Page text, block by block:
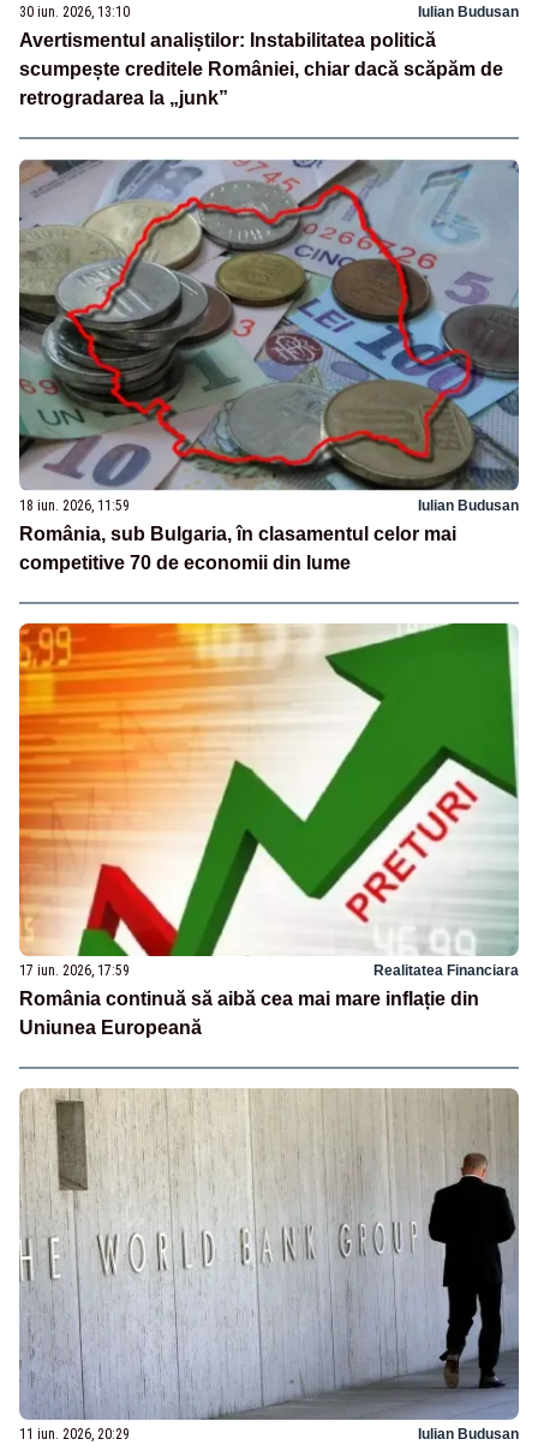
30 iun. 2026, 13:10 Iulian Budusan
Avertismentul analiștilor: Instabilitatea politică
scumpește creditele României, chiar dacă scăpăm de
retrogradarea la „junk”
18 iun. 2026, 11:59 Iulian Budusan
România, sub Bulgaria, în clasamentul celor mai
competitive 70 de economii din lume
17 iun. 2026, 17:59 Realitatea Financiara
România continuă să aibă cea mai mare inflație din
Uniunea Europeană
11 iun. 2026, 20:29 Iulian Budusan